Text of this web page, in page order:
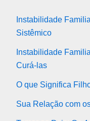
Instabilidade
Sistêmico
Instabilidade
Curá-las
O que Significa
Sua Relação com